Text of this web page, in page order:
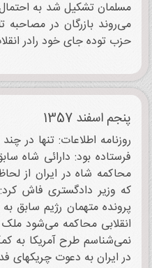
مسلمان تشکیل شد به احتمال
می‌روند بازرگان در مصاحبه
حزب توده جای خود رادر
پنجم اسفند 1357
فرستاده بود: دارائی شاه
محاکمه شاه در ایران از
که وزیر دادگستری فاش
پرونده متهمان رژیم سابق
انقلابی محاکمه می‌شود
نمی‌شناسم طرح آمریکا به
در ایران به دعوت چریکهای